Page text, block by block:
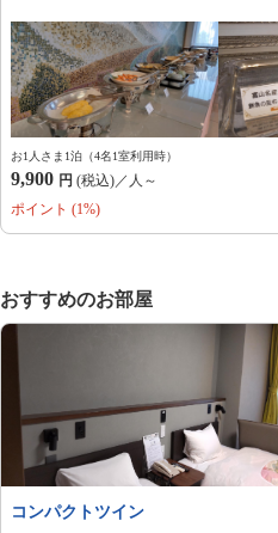
お1人さま1泊（4名1室利用時）
9,900 円 (税込)／人～
ポイント (1%)
おすすめのお部屋
コンパクトツイン